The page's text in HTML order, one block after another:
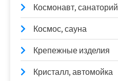
Космонавт, санаторий
Космос, сауна
Крепежные изделия
Кристалл, автомойка